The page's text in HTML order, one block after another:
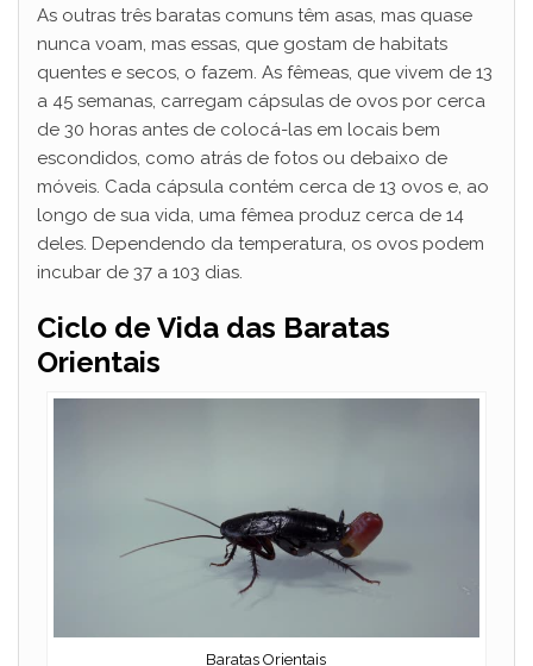
As outras três baratas comuns têm asas, mas quase
nunca voam, mas essas, que gostam de habitats
quentes e secos, o fazem. As fêmeas, que vivem de 13
a 45 semanas, carregam cápsulas de ovos por cerca
de 30 horas antes de colocá-las em locais bem
escondidos, como atrás de fotos ou debaixo de
móveis. Cada cápsula contém cerca de 13 ovos e, ao
longo de sua vida, uma fêmea produz cerca de 14
deles. Dependendo da temperatura, os ovos podem
incubar de 37 a 103 dias.
Ciclo de Vida das Baratas
Orientais
Baratas Orientais